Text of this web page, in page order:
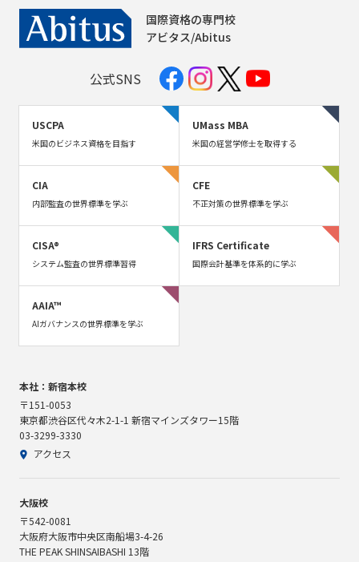
国際資格の専門校
アビタス/Abitus
公式SNS
USCPA
米国のビジネス資格を目指す
UMass MBA
米国の経営学修士を取得する
CIA
内部監査の世界標準を学ぶ
CFE
不正対策の世界標準を学ぶ
CISA®
システム監査の世界標準習得
IFRS Certificate
国際会計基準を体系的に学ぶ
AAIA™
AIガバナンスの世界標準を学ぶ
本社：新宿本校
〒151-0053
東京都渋谷区代々木2-1-1 新宿マインズタワー15階
03-3299-3330
アクセス
大阪校
〒542-0081
大阪府大阪市中央区南船場3-4-26
THE PEAK SHINSAIBASHI 13階